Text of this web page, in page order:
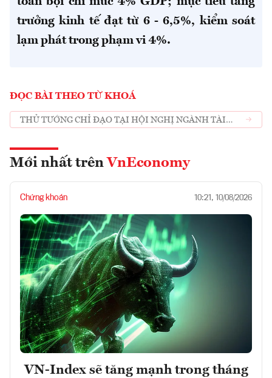
trưởng kinh tế đạt từ 6 - 6,5%, kiểm soát
lạm phát trong phạm vi 4%.
ĐỌC BÀI THEO TỪ KHOÁ
THỦ TƯỚNG CHỈ ĐẠO TẠI HỘI NGHỊ NGÀNH TÀI
Mới nhất trên VnEconomy
Chứng khoán 10:21, 10/08/2026
VN-Index sẽ tăng mạnh trong tháng